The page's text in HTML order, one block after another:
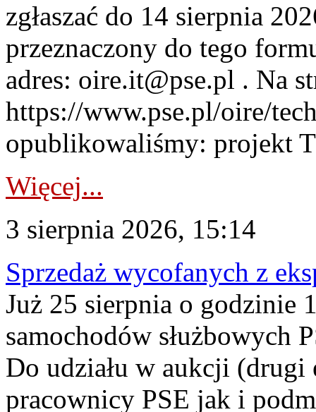
zgłaszać do 14 sierpnia
przeznaczony do tego
adres: oire.it@pse.pl . Na
https://www.pse.pl/oire/
opublikowaliśmy: projekt
Więcej...
3 sierpnia 2026, 15:14
Sprzedaż wycofanych z
Już 25 sierpnia o godzinie
samochodów służbowych
Do udziału w aukcji (drugi
pracownicy PSE jak i